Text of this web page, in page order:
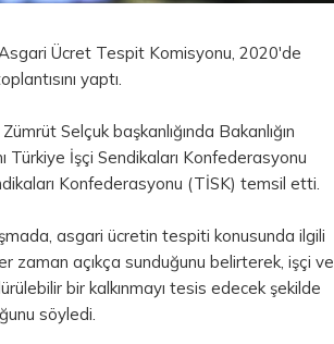
Ücret Tespit Komisyonu, 2020'de
yaptı.
Selçuk başkanlığında Bakanlığın
Türkiye İşçi Sendikaları Konfederasyonu
Konfederasyonu (TİSK) temsil etti.
asgari ücretin tespiti konusunda ilgili
zaman açıkça sunduğunu belirterek, işçi ve
bir kalkınmayı tesis edecek şekilde
söyledi.